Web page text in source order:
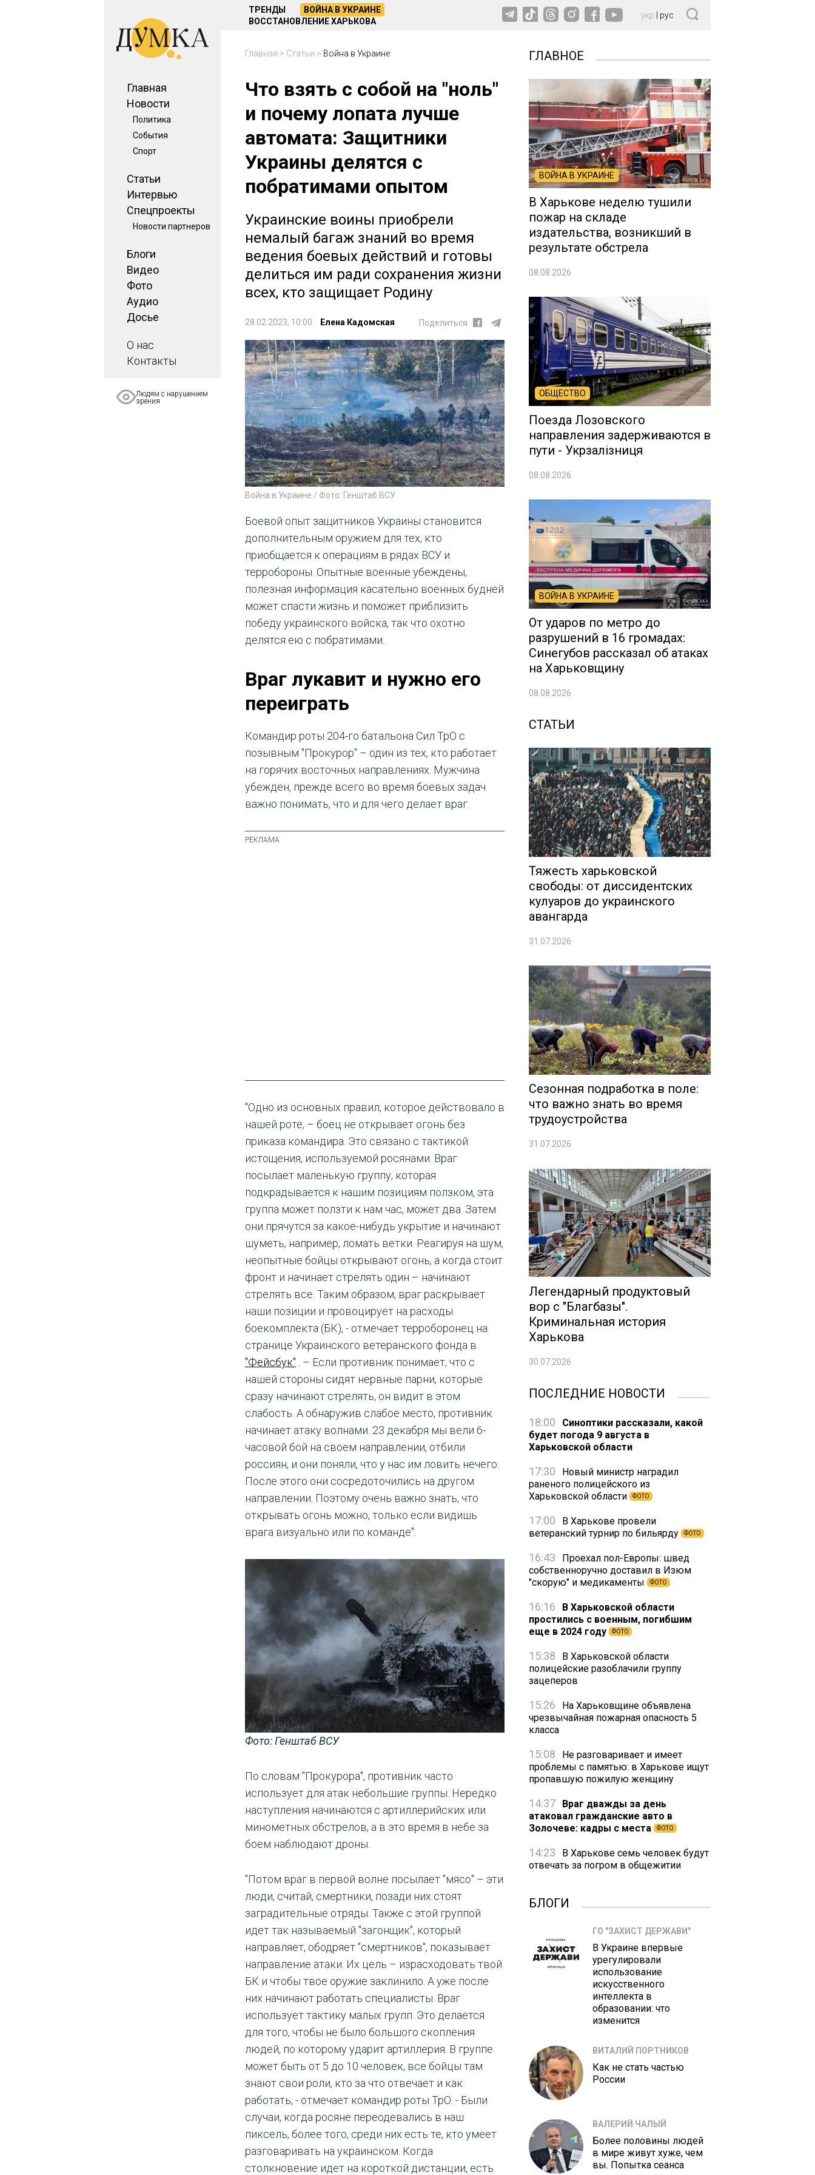
Главная
Новости
Политика
События
Спорт
Статьи
Интервью
Спецпроекты
Новости партнеров
Блоги
Видео
Фото
Аудио
Досье
О нас
Контакты
Людям с нарушением
зрения
ТРЕНДЫ
ВОЙНА В УКРАИНЕ
ВОССТАНОВЛЕНИЕ ХАРЬКОВА
укр рус
Главная > Статьи > Война в Украине
Что взять с собой на "ноль"
и почему лопата лучше
автомата: Защитники
Украины делятся с
побратимами опытом
Украинские воины приобрели
немалый багаж знаний во время
ведения боевых действий и готовы
делиться им ради сохранения жизни
всех, кто защищает Родину
28.02.2023, 10:00 Елена Кадомская Поделиться
Война в Украине / Фото: Генштаб ВСУ
Боевой опыт защитников Украины становится
дополнительным оружием для тех, кто
приобщается к операциям в рядах ВСУ и
терробороны. Опытные военные убеждены,
полезная информация касательно военных будней
может спасти жизнь и поможет приблизить
победу украинского войска, так что охотно
делятся ею с побратимами.
Враг лукавит и нужно его
переиграть
Командир роты 204-го батальона Сил ТрО с
позывным "Прокурор" – один из тех, кто работает
на горячих восточных направлениях. Мужчина
убежден, прежде всего во время боевых задач
важно понимать, что и для чего делает враг.
"Одно из основных правил, которое действовало в
нашей роте, – боец не открывает огонь без
приказа командира. Это связано с тактикой
истощения, используемой pocянами. Враг
посылает маленькую группу, которая
подкрадывается к нашим позициям ползком, эта
группа может ползти к нам час, может два. Затем
они прячутся за какое-нибудь укрытие и начинают
шуметь, например, ломать ветки. Реагируя на шум,
неопытные бойцы открывают огонь, а когда стоит
фронт и начинает стрелять один – начинают
стрелять все. Таким образом, враг раскрывает
наши позиции и провоцирует на расходы
боекомплекта (БК), - отмечает терроборонец на
странице Украинского ветеранского фонда в
"Фейсбук" . – Если противник понимает, что с
нашей стороны сидят нервные парни, которые
сразу начинают стрелять, он видит в этом
слабость. А обнаружив слабое место, противник
начинает атаку волнами. 23 декабря мы вели 6-
часовой бой на своем направлении, отбили
россиян, и они поняли, что у нас им ловить нечего.
После этого они сосредоточились на другом
направлении. Поэтому очень важно знать, что
открывать огонь можно, только если видишь
врага визуально или по команде".
Фото: Генштаб ВСУ
По словам "Прокурора", противник часто
использует для атак небольшие группы. Нередко
наступления начинаются с артиллерийских или
минометных обстрелов, а в это время в небе за
боем наблюдают дроны.
"Потом враг в первой волне посылает "мясо" – эти
люди, считай, смертники, позади них стоят
заградительные отряды. Также с этой группой
идет так называемый "загонщик", который
направляет, ободряет "смертников", показывает
направление атаки. Их цель – израсходовать твой
БК и чтобы твое оружие заклинило. А уже после
них начинают работать специалисты. Враг
использует тактику малых групп. Это делается
для того, чтобы не было большого скопления
людей, по которому ударит артиллерия. В группе
может быть от 5 до 10 человек, все бойцы там
знают свои роли, кто за что отвечает и как
работать, - отмечает командир роты ТрО. - Были
случаи, когда pocяне переодевались в наш
пиксель, более того, среди них есть те, кто умеет
разговаривать на украинском. Когда
столкновение идет на короткой дистанции, есть
ГЛАВНОЕ
ВОЙНА В УКРАИНЕ
В Харькове неделю тушили
пожар на складе
издательства, возникший в
результате обстрела
08.08.2026
ОБЩЕСТВО
Поезда Лозовского
направления задерживаются в
пути - Укрзалізниця
08.08.2026
ВОЙНА В УКРАИНЕ
От ударов по метро до
разрушений в 16 громадах:
Синегубов рассказал об атаках
на Харьковщину
08.08.2026
СТАТЬИ
Тяжесть харьковской
свободы: от диссидентских
кулуаров до украинского
авангарда
31.07.2026
Сезонная подработка в поле:
что важно знать во время
трудоустройства
31.07.2026
Легендарный продуктовый
вор с "Благбазы".
Криминальная история
Харькова
30.07.2026
ПОСЛЕДНИЕ НОВОСТИ
18:00
Синоптики рассказали, какой
будет погода 9 августа в
Харьковской области
17:30
Новый министр наградил
раненого полицейского из
Харьковской области
ФОТО
17:00
В Харькове провели
ветеранский турнир по бильярду
ФОТО
16:43
Проехал пол-Европы: швед
собственноручно доставил в Изюм
"скорую" и медикаменты
ФОТО
16:16
В Харьковской области
простились с военным, погибшим
еще в 2024 году
ФОТО
15:38
В Харьковской области
полицейские разоблачили группу
зацеперов
15:26
На Харьковщине объявлена
чрезвычайная пожарная опасность 5
класса
15:08
Не разговаривает и имеет
проблемы с памятью: в Харькове ищут
пропавшую пожилую женщину
14:37
Враг дважды за день
атаковал гражданские авто в
Золочеве: кадры с места
ФОТО
14:23
В Харькове семь человек будут
отвечать за погром в общежитии
БЛОГИ
ГО "ЗАХИСТ ДЕРЖАВИ"
В Украине впервые
урегулировали
использование
искусственного
интеллекта в
образовании: что
изменится
ВИТАЛИЙ ПОРТНИКОВ
Как не стать частью
России
ВАЛЕРИЙ ЧАЛЫЙ
Более половины людей
в мире живут хуже, чем
вы. Попытка сеанса